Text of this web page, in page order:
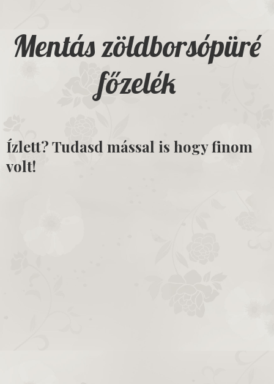
Mentás zöldborsópüré
főzelék
Ízlett? Tudasd mással is hogy finom
volt!